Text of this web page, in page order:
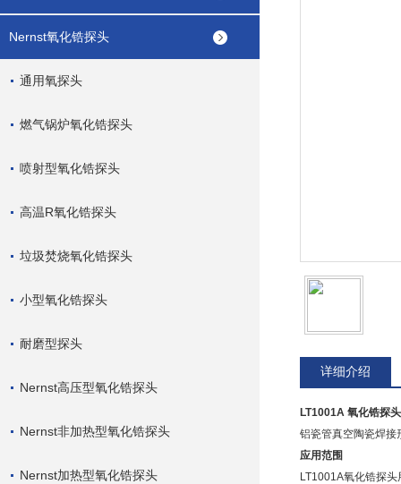
Nernst氧化锆探头
通用氧探头
燃气锅炉氧化锆探头
喷射型氧化锆探头
高温R氧化锆探头
垃圾焚烧氧化锆探头
小型氧化锆探头
耐磨型探头
Nernst高压型氧化锆探头
Nernst非加热型氧化锆探头
Nernst加热型氧化锆探头
详细介绍
LT1001A 氧化锆探头
铝瓷管真空陶瓷焊接
应用范围
LT1001A氧化锆探